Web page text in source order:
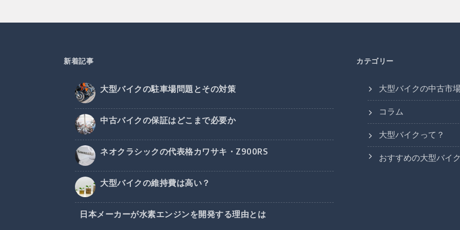
新着記事
大型バイクの駐車場問題とその対策
中古バイクの保証はどこまで必要か
ネオクラシックの代表格カワサキ・Z900RS
大型バイクの維持費は高い？
日本メーカーが水素エンジンを開発する理由とは
カテゴリー
大型バイクの中古市
コラム
大型バイクって？
おすすめの大型バイ